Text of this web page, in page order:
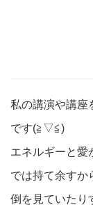
私の講演や講座
です(≧▽≦)
エネルギーと愛
では持て余すか
倒を見ていたり